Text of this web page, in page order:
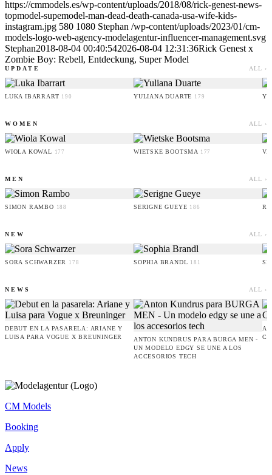
https://cmmodels.es/wp-content/uploads/2018/08/rick-genest-news-
topmodel-supemodel-man-dead-death-canada-usa-wife-kids-
instagram.jpg 580 1080 Stephan /wp-content/uploads/2023/01/cm-
models-logo-web-agency-modelagentur-influencer-management.svg
Stephan2018-08-04 00:40:542026-08-04 12:31:36Rick Genest x
Zombie Boy: Rebell, Entdeckung, Super Model
UPDATE ALL ›
LUKA IBARRART 190 YULIANA DUARTE 179
WOMEN ALL ›
WIOLA KOWAL 177 WIETSKE BOOTSMA 177
MEN ALL ›
SIMON RAMBO 188 SERIGNE GUEYE 186
NEW ALL ›
SORA SCHWARZER 178 SOPHIA BRANDL 181
NEWS ALL ›
DEBUT EN LA PASARELA: ARIANE Y
LUISA PARA VOGUE X BREUNINGER
ANTON KUNDRUS PARA BURGA MEN -
UN MODELO EDGY SE UNE A LOS
ACCESORIOS TECH
CM Models
Booking
Apply
News